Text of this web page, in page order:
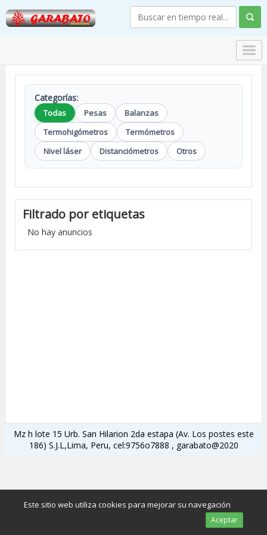
Categorías:
Todas Pesas
Balanzas
Termohigómetros
Termómetros
Nivel láser
Distanciómetros Otros
Filtrado por etiquetas
No hay anuncios
Mz h lote 15 Urb. San Hilarion 2da estapa (Av. Los postes este
186) S.J.L,Lima, Peru, cel:9756o7888 , garabato@2020
Este sitio web utiliza cookies para mejorar su navegación
Aceptar